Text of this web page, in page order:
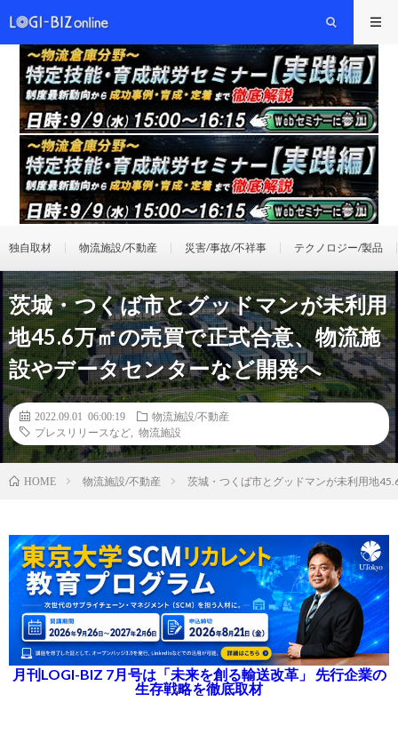
独自取材 物流施設/不動産 災害/事故/不祥事 テクノロジー/製品
茨城・つくば市とグッドマンが未利用
地45.6万㎡の売買で正式合意、物流施
設やデータセンターなど開発へ
2022.09.01 06:00:19
物流施設/不動産
プレスリリースなど
物流施設
HOME 物流施設/不動産 茨城・つくば市とグッドマンが未利用地
月刊LOGI-BIZ 7月号は「未来を創る輸送改革」 先行企業の
生存戦略を徹底取材